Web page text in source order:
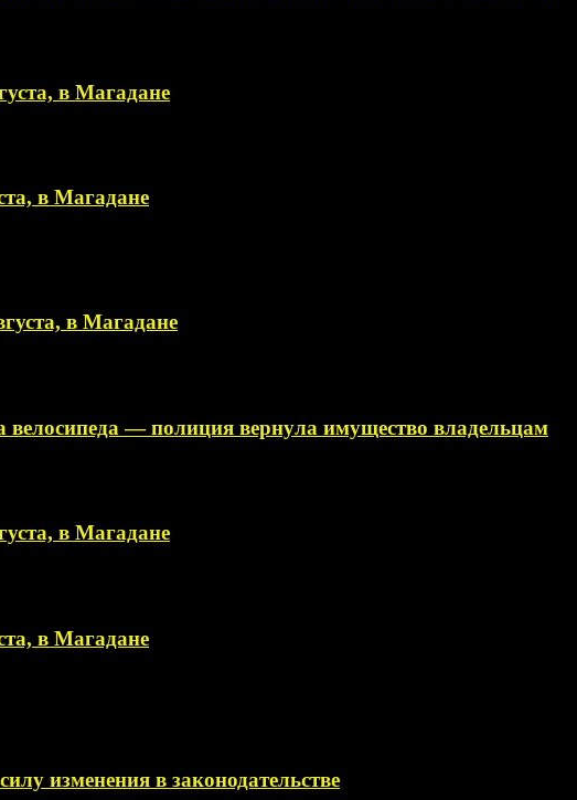
в Магадане
в Магадане
в Магадане
велосипеда — полиция вернула имущество владельцам
в Магадане
в Магадане
изменения в законодательстве